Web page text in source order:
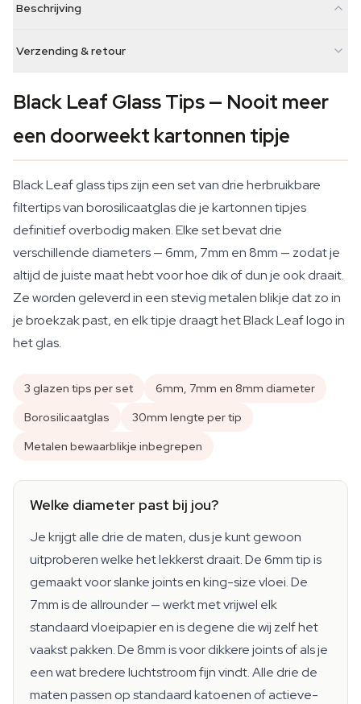
Beschrijving
Verzending & retour
Black Leaf Glass Tips — Nooit meer
een doorweekt kartonnen tipje
Black Leaf glass tips zijn een set van drie herbruikbare
filtertips van borosilicaatglas die je kartonnen tipjes
definitief overbodig maken. Elke set bevat drie
verschillende diameters — 6mm, 7mm en 8mm — zodat je
altijd de juiste maat hebt voor hoe dik of dun je ook draait.
Ze worden geleverd in een stevig metalen blikje dat zo in
je broekzak past, en elk tipje draagt het Black Leaf logo in
het glas.
3 glazen tips per set
6mm, 7mm en 8mm diameter
Borosilicaatglas
30mm lengte per tip
Metalen bewaarblikje inbegrepen
Welke diameter past bij jou?
Je krijgt alle drie de maten, dus je kunt gewoon
uitproberen welke het lekkerst draait. De 6mm tip is
gemaakt voor slanke joints en king-size vloei. De
7mm is de allrounder — werkt met vrijwel elk
standaard vloeipapier en is degene die wij zelf het
vaakst pakken. De 8mm is voor dikkere joints of als je
een wat bredere luchtstroom fijn vindt. Alle drie de
maten passen op standaard katoenen of actieve-